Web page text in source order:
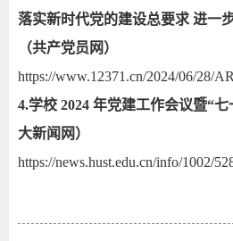
落实新时代党的建设总要求 进一
（共产党员网）
https://www.12371.cn/2024/06/28/
4.学校 2024 年党建工作会议暨“
大新闻网）
https://news.hust.edu.cn/info/1002/